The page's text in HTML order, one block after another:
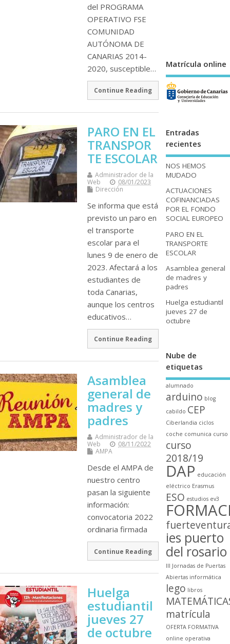
del PROGRAMA
OPERATIVO FSE
COMUNIDAD
AUTÓNOMA DE
CANARIAS 2014-
2020, susceptible…
Continue Reading
PARO EN EL
TRANSPOR
TE ESCOLAR
Administrador de la
Web
08/01/2023
Dirección
Se informa que está
previsto un paro en
el transporte
escolar para el
lunes 9 de enero de
2023. Afectará a los
estudiantes de
toda Canarias,
aunque los centros
educativos…
Continue Reading
Asamblea
general de
madres y
padres
Administrador de la
Web
08/11/2022
AMPA
Desde el AMPA de
nuestro centro
pasan la siguiente
información:
convocatoria 2022
ordinaria firmada
Continue Reading
Huelga
estudiantil
jueves 27
de octubre
Matrícula online
Entradas
recientes
NOS HEMOS
MUDADO
ACTUACIONES
COFINANCIADAS
POR EL FONDO
SOCIAL EUROPEO
PARO EN EL
TRANSPORTE
ESCOLAR
Asamblea general
de madres y
padres
Huelga estudiantil
jueves 27 de
octubre
Nube de
etiquetas
alumnado
arduino blog
cabildo CEP
Ciberlandia ciclos
coche comunica curso
curso
2018/19
DAP educación
eléctrico Erasmus
ESO estudios ev3
ies puerto
del rosario
III Jornadas de Puertas
Abiertas informática
lego libros
matrícula
OFERTA FORMATIVA
online operativa